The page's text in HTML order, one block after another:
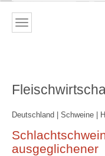
Deutschland | Schweine |
ausgeglichener